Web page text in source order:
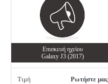
Επισκευή ηχείου
Galaxy J3 (2017)
Τιμή Ρωτήστε μας